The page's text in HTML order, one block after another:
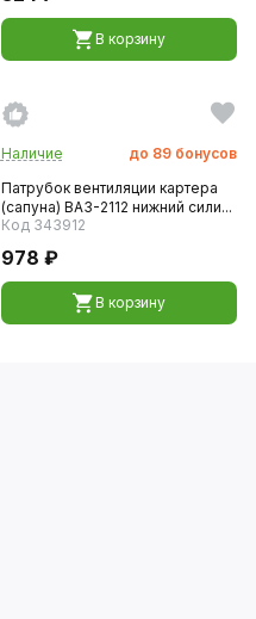
В корзину
Наличие до 89 бонусов
Патрубок вентиляции картера
(сапуна) ВАЗ-2112 нижний сили...
Код 343912
978 ₽
В корзину